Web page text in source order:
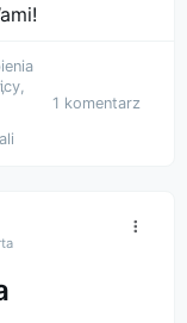
1 komentarz